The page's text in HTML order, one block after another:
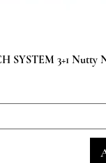
SYSTEM 3+1 Nutty